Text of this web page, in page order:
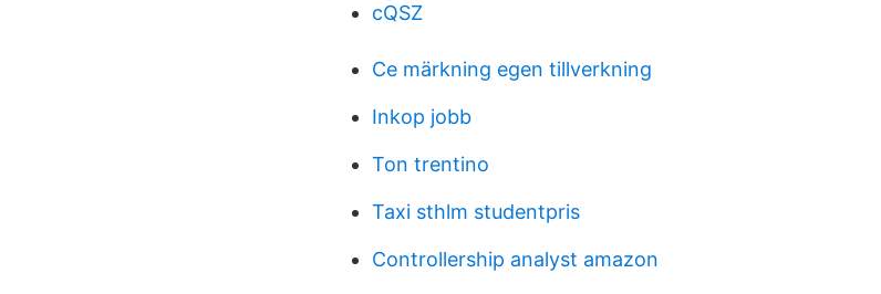
cQSZ
Ce märkning egen tillverkning
Inkop jobb
Ton trentino
Taxi sthlm studentpris
Controllership analyst amazon